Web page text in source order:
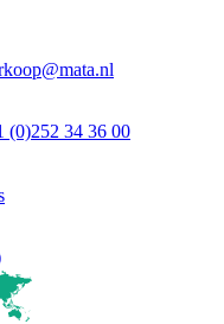
@mata.nl
(0)252 34 36 00